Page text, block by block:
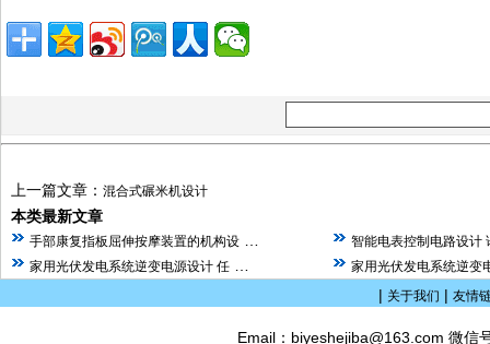
上一篇文章： 混合式碾米机设计
本类最新文章
手部康复指板屈伸按摩装置的机构设
智能电表控制电路设计
家用光伏发电系统逆变电源设计 任
家用光伏发电系统逆变
| 关于我们 | 友情
Email：biyeshejiba@163.com 微